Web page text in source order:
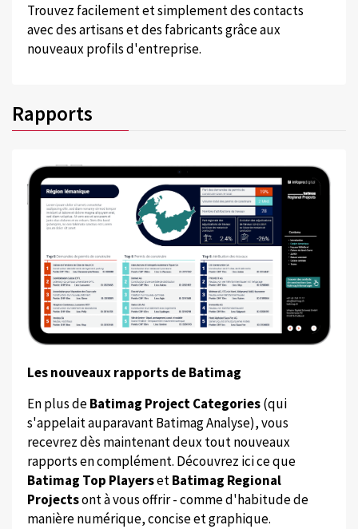
Trouvez facilement et simplement des contacts
avec des artisans et des fabricants grâce aux
nouveaux profils d'entreprise.
Rapports
Les nouveaux rapports de Batimag
En plus deBatimag Project Categories(qui
s'appelait auparavant Batimag Analyse), vous
recevrez dès maintenant deux tout nouveaux
rapports en complément. Découvrez ici ce que
Batimag Top PlayersetBatimag Regional
Projectsont à vous offrir - comme d'habitude de
manière numérique, concise et graphique.